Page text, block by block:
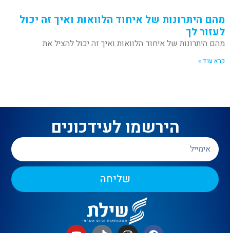
מהם היתרונות של איחוד הלוואות ואיך זה יכול
לעזור לך
מהם היתרונות של איחוד הלוואות ואיך זה יכול להציל את
קרא עוד »
הירשמו לעידכונים
שליחה